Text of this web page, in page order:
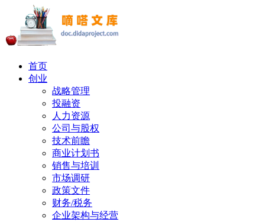
首页
创业
战略管理
投融资
人力资源
公司与股权
技术前瞻
商业计划书
销售与培训
市场调研
政策文件
财务/税务
企业架构与经营